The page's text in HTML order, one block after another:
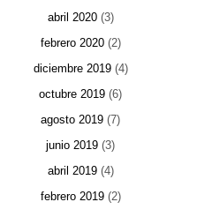
abril 2020(3)
febrero 2020(2)
diciembre 2019(4)
octubre 2019 (6)
agosto 2019 (7)
junio 2019 (3)
abril 2019(4)
febrero 2019(2)